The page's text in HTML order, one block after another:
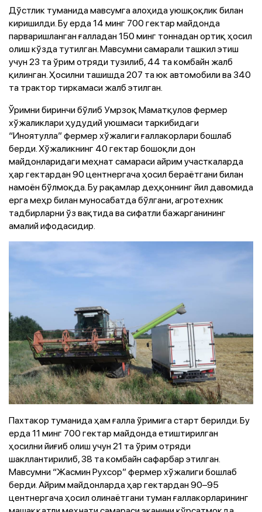
Дўстлик туманида мавсумга алоҳида уюшқоқлик билан
киришилди. Бу ерда 14 минг 700 гектар майдонда
парваришланган ғалладан 150 минг тоннадан ортиқ ҳосил
олиш кўзда тутилган. Мавсумни самарали ташкил этиш
учун 23 та ўрим отряди тузилиб, 44 та комбайн жалб
қилинган. Ҳосилни ташишда 207 та юк автомобили ва 340
та трактор тиркамаси жалб этилган.
Ўримни биринчи бўлиб Умрзоқ Маматқулов фермер
хўжаликлари ҳудудий уюшмаси таркибидаги
“Иноятулла” фермер хўжалиги ғаллакорлари бошлаб
берди. Хўжаликнинг 40 гектар бошоқли дон
майдонларидаги меҳнат самараси айрим участкаларда
ҳар гектардан 90 центнергача ҳосил бераётгани билан
намоён бўлмоқда. Бу рақамлар деҳқоннинг йил давомида
ерга меҳр билан муносабатда бўлгани, агротехник
тадбирларни ўз вақтида ва сифатли бажарганининг
амалий ифодасидир.
Пахтакор туманида ҳам ғалла ўримига старт берилди. Бу
ерда 11 минг 700 гектар майдонда етиштирилган
ҳосилни йиғиб олиш учун 21 та ўрим отряди
шакллантирилиб, 38 та комбайн сафарбар этилган.
Мавсумни “Жасмин Рухсор” фермер хўжалиги бошлаб
берди. Айрим майдонларда ҳар гектардан 90–95
центнергача ҳосил олинаётгани туман ғаллакорларининг